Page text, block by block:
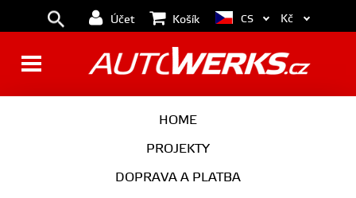
Účet Košík
HOME
PROJEKTY
DOPRAVA A PLATBA
CS Kč
APR 155b odpouštěcí ventil
tlaku paliva 2,0 TFSI EA113